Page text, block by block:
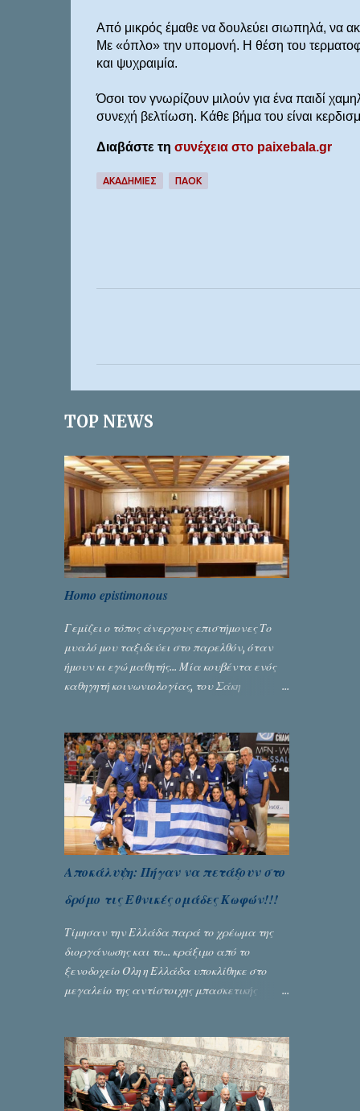
Από μικρός έμαθε να δουλεύει σιωπηλά, να
Με «όπλο» την υπομονή. Η θέση του
και ψυχραιμία.
Όσοι τον γνωρίζουν μιλούν για ένα παιδί
συνεχή βελτίωση. Κάθε βήμα του είναι
Διαβάστε τη συνέχεια στο paixebala.gr
ΑΚΑΔΗΜΊΕΣ ΠΑΟΚ
α
TOP NEWS
Homo epistimonous
Γεμίζει ο τόπος άνεργους επιστήμονες Το
μυαλό μου ταξιδεύει στο παρελθόν, όταν
ήμουν κι εγώ μαθητής... Μία κουβέντα ενός
καθηγητή κοινωνιολογίας, του Σάκη
Γράφει ο Σταύρος Αλευρογιάννης
Αποκάλυψη: Πήγαν να πετάξουν στο
δρόμο τις Εθνικές ομάδες Κωφών!!!
Τίμησαν την Ελλάδα παρά το χρέωμα της
διοργάνωσης και το... κράξιμο από το
ξενοδοχείο Όλη η Ελλάδα υποκλίθηκε στο
μεγαλείο της αντίστοιχης μπασκετικής
πρωταθλήματος κωφών που διεξήχθη στη
Θεσσανολίκη τις προηγουμενες ημέρες. Πίσω
από την λάμψη και την αποθέωση που
γνώρισαν τα κορίτσια της Αθηνάς Ζέρβα με